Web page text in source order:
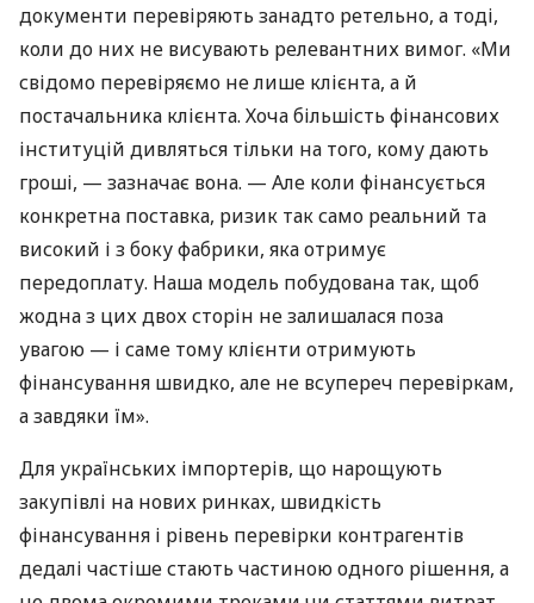
документи перевіряють занадто ретельно, а тоді,
коли до них не висувають релевантних вимог. «Ми
свідомо перевіряємо не лише клієнта, а й
постачальника клієнта. Хоча більшість фінансових
інституцій дивляться тільки на того, кому дають
гроші, — зазначає вона. — Але коли фінансується
конкретна поставка, ризик так само реальний та
високий і з боку фабрики, яка отримує
передоплату. Наша модель побудована так, щоб
жодна з цих двох сторін не залишалася поза
увагою — і саме тому клієнти отримують
фінансування швидко, але не всупереч перевіркам,
а завдяки їм».
Для українських імпортерів, що нарощують
закупівлі на нових ринках, швидкість
фінансування і рівень перевірки контрагентів
дедалі частіше стають частиною одного рішення, а